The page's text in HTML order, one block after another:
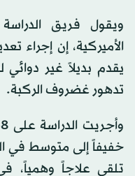
ويقول فريق الدراسة
الأميركية، إن
يقدم بديلاً غير
تدهور غضروف الركبة.
خفيفاً إلى متوسط في
تلقى علاجاً